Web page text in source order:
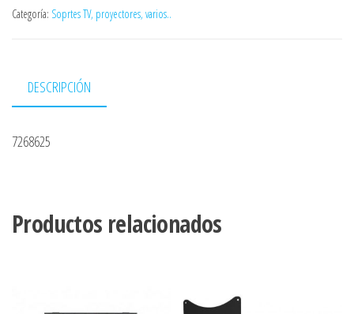
Categoría: Soprtes TV, proyectores, varios..
DESCRIPCIÓN
7268625
Productos relacionados